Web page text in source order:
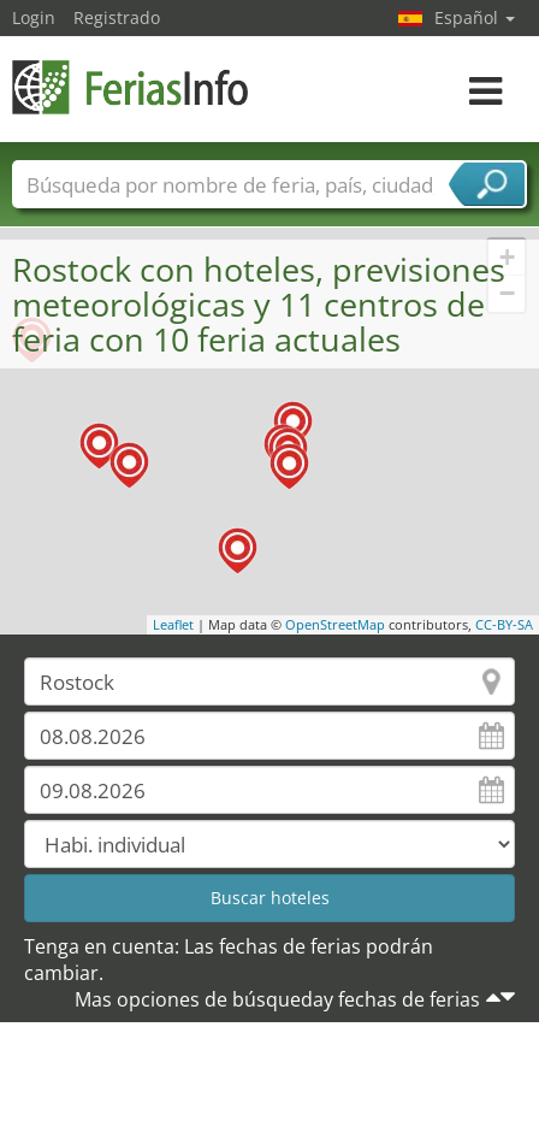
+
−
Leaflet | Map data © OpenStreetMap contributors, CC-BY-SA
Rostock con hoteles, previsiones
meteorológicas y 11 centros de
feria con 10 feria actuales
Tenga en cuenta: Las fechas de ferias podrán
cambiar.
Mas opciones de búsqueday fechas de ferias
Login Registrado Español
toggle
Nombres de ferias Países
Ciudades
Sectores de ferias
Sectores de proveedor de servicios